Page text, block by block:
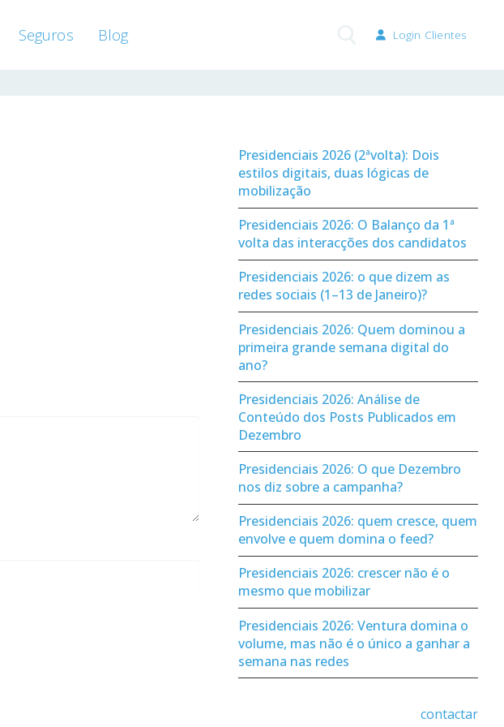
Seguros Blog Login Clientes
Presidenciais 2026 (2ªvolta): Dois
estilos digitais, duas lógicas de
mobilização
Presidenciais 2026: O Balanço da 1ª
volta das interacções dos candidatos
Presidenciais 2026: o que dizem as
redes sociais (1–13 de Janeiro)?
Presidenciais 2026: Quem dominou a
primeira grande semana digital do
ano?
Presidenciais 2026: Análise de
Conteúdo dos Posts Publicados em
Dezembro
Presidenciais 2026: O que Dezembro
nos diz sobre a campanha?
Presidenciais 2026: quem cresce, quem
envolve e quem domina o feed?
Presidenciais 2026: crescer não é o
mesmo que mobilizar
Presidenciais 2026: Ventura domina o
volume, mas não é o único a ganhar a
semana nas redes
contactar